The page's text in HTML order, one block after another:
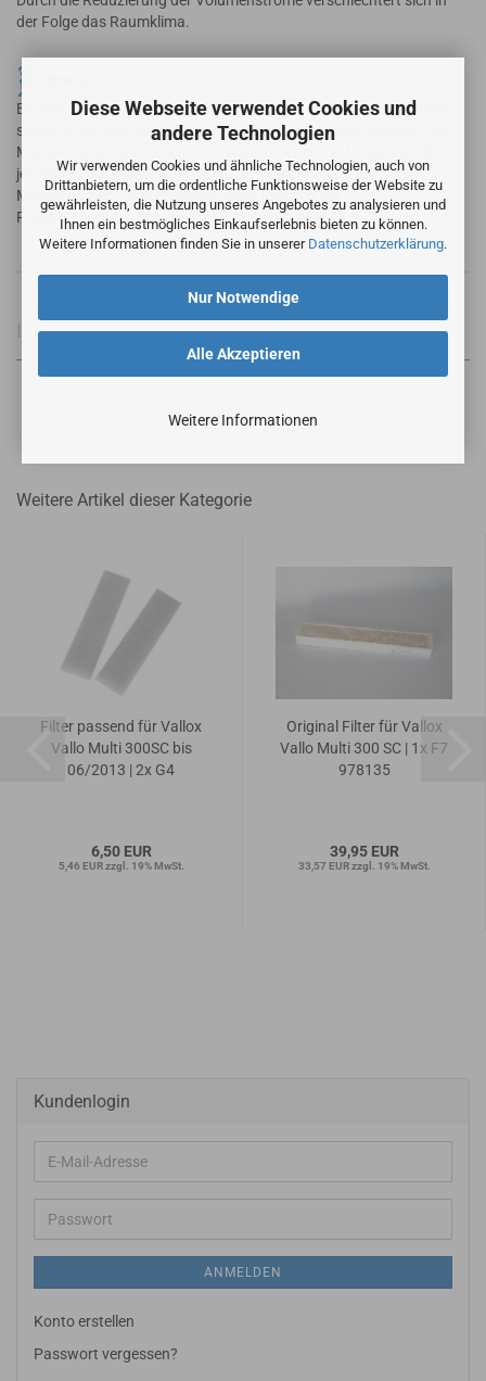
Diese Webseite verwendet Cookies und
andere Technologien
Wir verwenden Cookies und ähnliche Technologien, auch von
Drittanbietern, um die ordentliche Funktionsweise der Website zu
gewährleisten, die Nutzung unseres Angebotes zu analysieren und
Ihnen ein bestmögliches Einkaufserlebnis bieten zu können.
Weitere Informationen finden Sie in unserer Datenschutzerklärung.
Alle Akzeptieren
Nur Notwendige
Weitere Informationen
der Folge das Raumklima.
Bei den angebotenen Filtern handelt es sich nicht um Originalfilter
sondern um alternative Ersatzfilter in vergleichbarer Qualität. Alle
Markennamen und geschützte Warenzeichen sind Eigentum der
jeweiligen Markennameninhaber. Die Verwendung der
Markennamen / Warenzeichen dient lediglich der
Produktbeschreibung der angebotenen Artikel.
Informationen zur Produktsicherheit
Weitere Artikel dieser Kategorie
Filter passend für Vallox
Vallo Multi 300SC bis
06/2013 | 2x G4
6,50 EUR
5,46 EUR zzgl. 19% MwSt.
Original Filter für Vallox
Vallo Multi 300 SC | 1x F7
978135
39,95 EUR
33,57 EUR zzgl. 19% MwSt.
Kundenlogin
E-
Mail-
Adresse
Passwort
ANMELDEN
Konto erstellen
Passwort vergessen?